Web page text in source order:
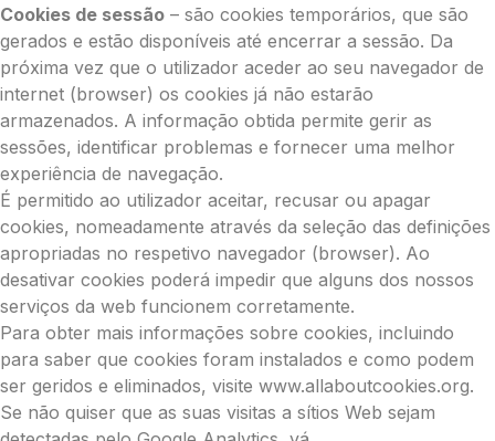
Cookies de sessão – são cookies temporários, que são
gerados e estão disponíveis até encerrar a sessão. Da
próxima vez que o utilizador aceder ao seu navegador de
internet (browser) os cookies já não estarão
armazenados. A informação obtida permite gerir as
sessões, identificar problemas e fornecer uma melhor
experiência de navegação.
É permitido ao utilizador aceitar, recusar ou apagar
cookies, nomeadamente através da seleção das definições
apropriadas no respetivo navegador (browser). Ao
desativar cookies poderá impedir que alguns dos nossos
serviços da web funcionem corretamente.
Para obter mais informações sobre cookies, incluindo
para saber que cookies foram instalados e como podem
ser geridos e eliminados, visite www.allaboutcookies.org.
Se não quiser que as suas visitas a sítios Web sejam